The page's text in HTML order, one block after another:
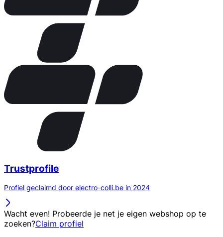
Trustprofile
Profiel geclaimd door electro-colli.be in 2024
Wacht even! Probeerde je net je eigen webshop op te
zoeken?Claim profiel